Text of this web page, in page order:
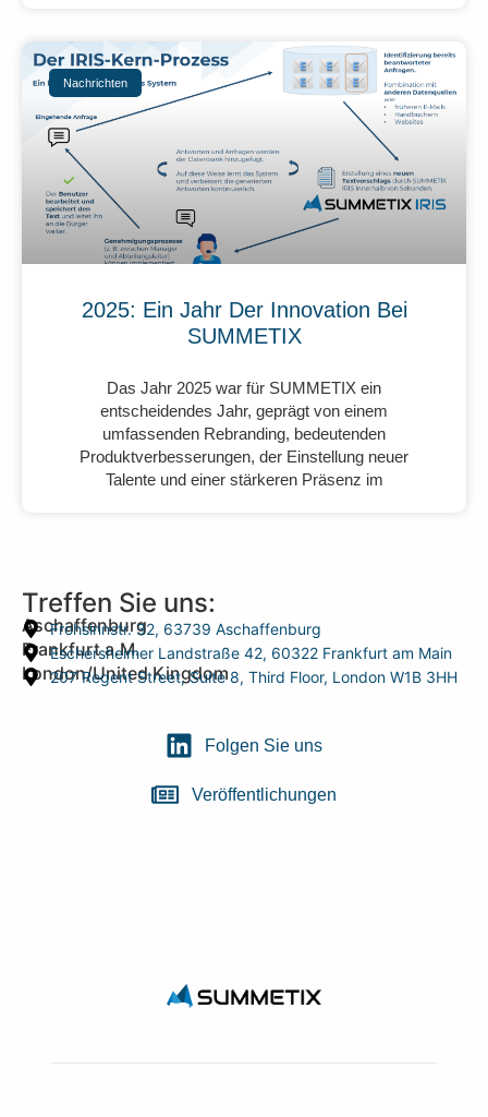
Nachrichten
2025: Ein Jahr Der Innovation Bei
SUMMETIX
Das Jahr 2025 war für SUMMETIX ein
entscheidendes Jahr, geprägt von einem
umfassenden Rebranding, bedeutenden
Produktverbesserungen, der Einstellung neuer
Talente und einer stärkeren Präsenz im
Treffen Sie uns:
Aschaffenburg
Frohsinnstr. 32, 63739 Aschaffenburg
Frankfurt a.M.
Eschersheimer Landstraße 42, 60322 Frankfurt am Main
London/United Kingdom
207 Regent Street, Suite 8, Third Floor, London W1B 3HH
Folgen Sie uns
Veröffentlichungen